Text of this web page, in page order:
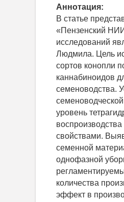
Аннотация:
В статье
«Пензенский
исследований
Людмила. Цель
сортов конопли
каннабиноидов
семеноводства.
уровень
свойствами.
семенной
однофазной
количества
эффект в